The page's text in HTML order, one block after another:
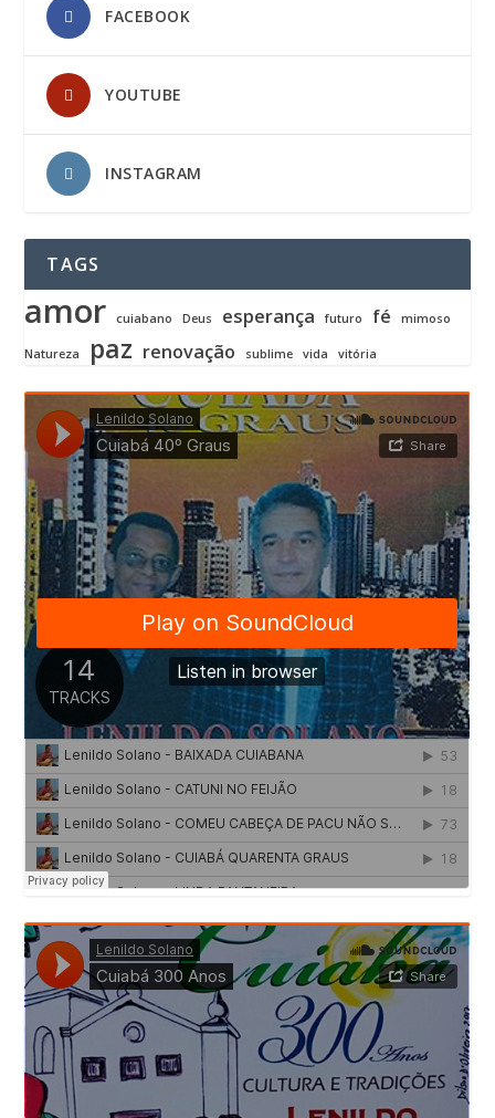
FACEBOOK
YOUTUBE
INSTAGRAM
TAGS
amor cuiabano Deus esperança futuro fé mimoso
Natureza paz renovação sublime vida vitória